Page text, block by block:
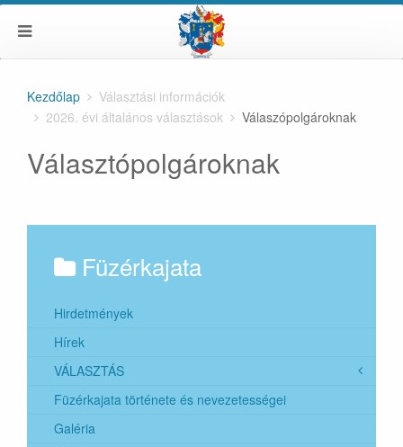
Kezdőlap
Választási információk
2026. évi általános választások
Válaszópolgároknak
Választópolgároknak
Füzérkajata
Hirdetmények
Hírek
VÁLASZTÁS
2024. évi helyi önkormányzati képviselők és
polgármesterek általános választása
Füzérkajata története és nevezetességei
Galéria